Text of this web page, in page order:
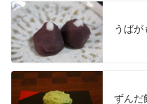
うばが
ずんだ